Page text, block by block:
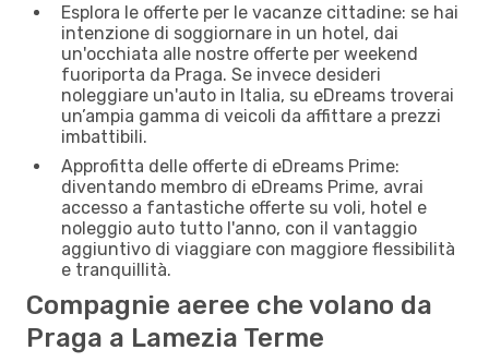
Esplora le offerte per le vacanze cittadine: se hai
intenzione di soggiornare in un hotel, dai
un'occhiata alle nostre offerte per weekend
fuoriporta da Praga. Se invece desideri
noleggiare un'auto in Italia, su eDreams troverai
un’ampia gamma di veicoli da affittare a prezzi
imbattibili.
Approfitta delle offerte di eDreams Prime:
diventando membro di eDreams Prime, avrai
accesso a fantastiche offerte su voli, hotel e
noleggio auto tutto l'anno, con il vantaggio
aggiuntivo di viaggiare con maggiore flessibilità
e tranquillità.
Compagnie aeree che volano da
Praga a Lamezia Terme